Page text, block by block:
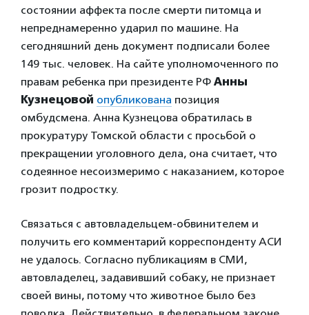
состоянии аффекта после смерти питомца и
непреднамеренно ударил по машине. На
сегодняшний день документ подписали более
149 тыс. человек. На сайте уполномоченного по
правам ребенка при президенте РФ Анны
Кузнецовой опубликована позиция
омбудсмена. Анна Кузнецова обратилась в
прокуратуру Томской области с просьбой о
прекращении уголовного дела, она считает, что
содеянное несоизмеримо с наказанием, которое
грозит подростку.
Связаться с автовладельцем-обвинителем и
получить его комментарий корреспонденту АСИ
не удалось. Согласно публикациям в СМИ,
автовладелец, задавивший собаку, не признает
своей вины, потому что животное было без